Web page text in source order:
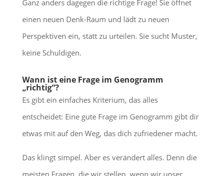
Ganz anders dagegen die richtige Frage! Sie öffnet
einen neuen Denk-Raum und lädt zu neuen
Perspektiven ein, statt zu urteilen. Sie sucht Muster,
keine Schuldigen.
Wann ist eine Frage im Genogramm
„richtig“?
Es gibt ein einfaches Kriterium, das alles
entscheidet: Eine gute Frage im Genogramm gibt dir
etwas mit auf den Weg, das dich zufriedener macht.
Das klingt simpel. Aber es verändert alles. Denn die
meisten Fragen, die wir stellen, wenn wir unser